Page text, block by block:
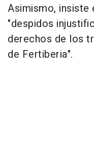
Asimismo, insiste
"despidos
derechos de los
de Fertiberia".